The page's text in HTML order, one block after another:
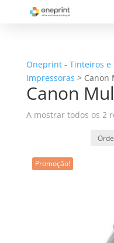
Oneprint - Tinteiros e
Impressoras > Canon
Canon
A mostrar todos os 2
Promoção!